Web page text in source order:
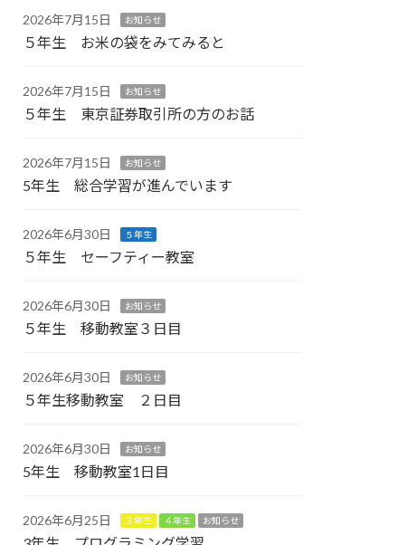
2026年7月15日 お知らせ
５年生 お米の袋をみてみると
2026年7月15日 お知らせ
５年生 東京証券取引所の方のお話
2026年7月15日 お知らせ
5年生 総合学習が進んでいます
2026年6月30日 ５年生
５年生 セーフティー教室
2026年6月30日 お知らせ
５年生 移動教室３日目
2026年6月30日 お知らせ
５年生移動教室 ２日目
2026年6月30日 お知らせ
5年生 移動教室1日目
2026年6月25日 ３年生 ４年生 お知らせ